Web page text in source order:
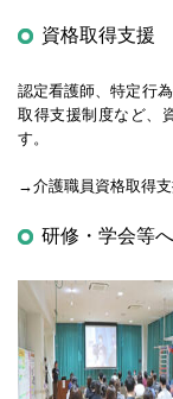
資格取得支援
認定看護師、特定行
取得支援制度など、
す。
→介護職員資格取得
研修・学会等